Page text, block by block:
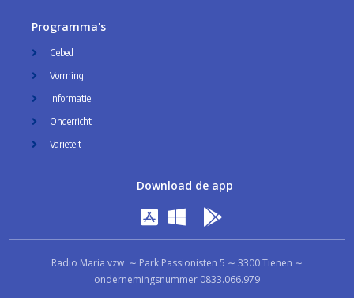
Programma's
Gebed
Vorming
Informatie
Onderricht
Variëteit
Download de app
Radio Maria vzw ∼ Park Passionisten 5 ∼ 3300 Tienen ∼
ondernemingsnummer 0833.066.979